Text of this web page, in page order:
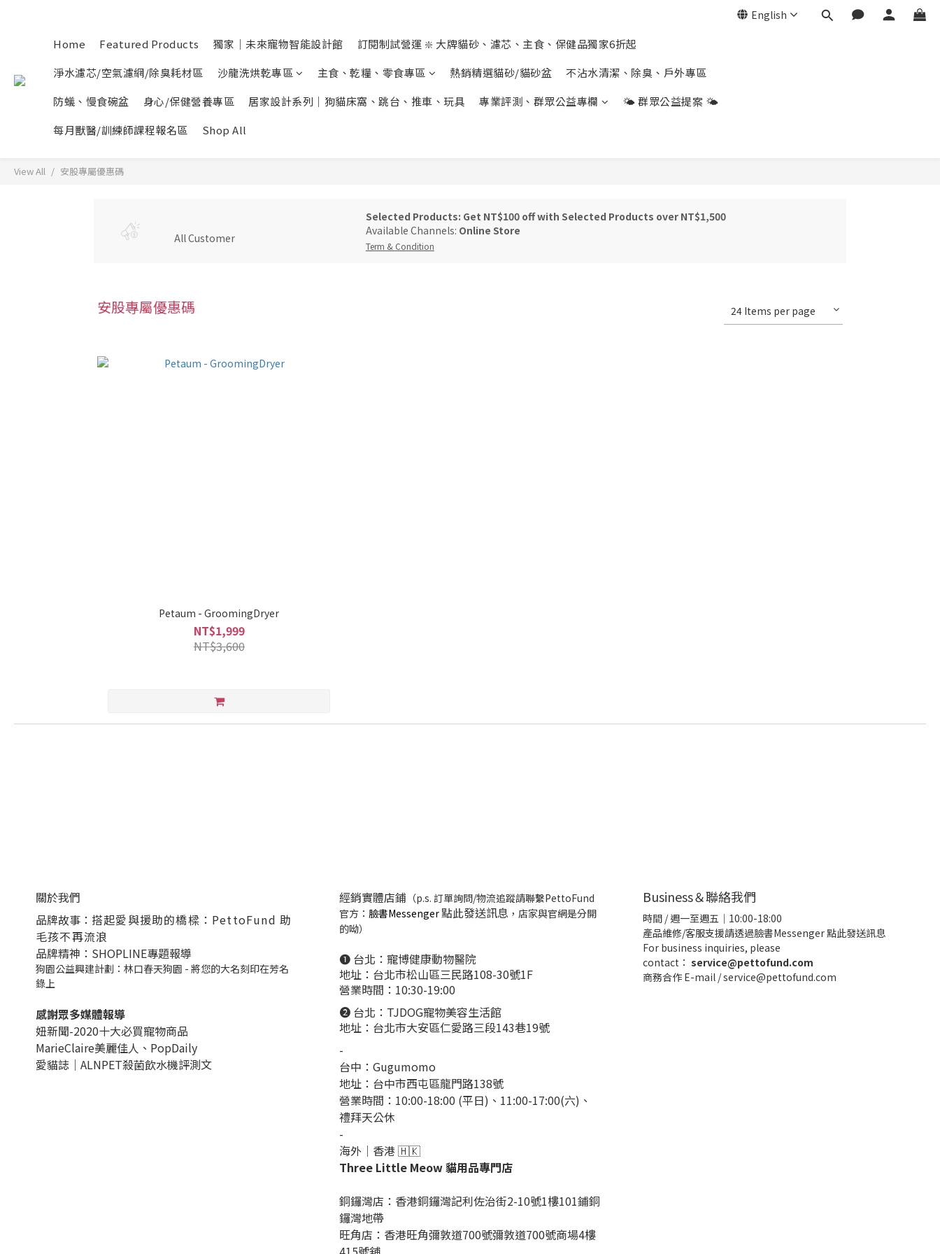
English
Home Featured Products 獨家｜未來寵物智能設計館
訂閱制試營運 ❇️ 大牌貓砂、濾芯、主食、保健品獨家6折起
淨水濾芯/空氣濾網/除臭耗材區
沙龍洗烘乾專區 主食、乾糧、零食專區 熱銷精選貓砂/貓砂盆
不沾水清潔、除臭、戶外專區
防蟻、慢食碗盆
身心/保健營養專區 居家設計系列｜狗貓床窩、跳台、推車、玩具 專業評測、群眾公益專欄
🌤️ 群眾公益提案 🌤️
每月獸醫/訓練師課程報名區
Shop All
View All 安股專屬優惠碼
All Customer
Selected Products: Get NT$100 off with Selected Products over NT$1,500
Available Channels: Online Store
Term & Condition
安股專屬優惠碼 24 Items per page
Petaum - GroomingDryer
NT$1,999
NT$3,600
關於我們
品牌故事： 搭起愛與援助的橋樑：PettoFund 助
毛孩不再流浪
品牌精神：SHOPLINE專題報導
狗園公益興建計劃：林口春天狗園 - 將您的大名刻印在芳名
錄上
感謝眾多媒體報導
妞新聞-2020十大必買寵物商品
MarieClaire美麗佳人、 PopDaily
愛貓誌｜ALNPET殺菌飲水機評測文
經銷實體店鋪 （p.s. 訂單詢問/物流追蹤請聯繫PettoFund
官方： 臉書Messenger點此發送訊息 ，店家與官網是分開
的呦）
❶ 台北： 寵博健康動物醫院
地址：台北市松山區三民路108-30號1F
營業時間：10:30-19:00
❷ 台北： TJDOG寵物美容生活館
地址：台北市大安區仁愛路三段143巷19號
-
台中： Gugumomo
地址： 台中市西屯區龍門路138號
營業時間：10:00-18:00 (平日)、11:00-17:00(六)、
禮拜天公休
-
海外｜香港 🇭🇰
Three Little Meow 貓用品專門店
銅鑼灣店： 香港銅鑼灣記利佐治街2-10號1樓101鋪銅
鑼灣地帶
旺角店：香港旺角彌敦道700號彌敦道700號商場4樓
Business＆聯絡我們
時間 / 週一至週五｜10:00-18:00
產品維修/客服支援請透過臉書Messenger點此發送訊息
For business inquiries, please
contact： service@pettofund.com
商務合作 E-mail / service@pettofund.com